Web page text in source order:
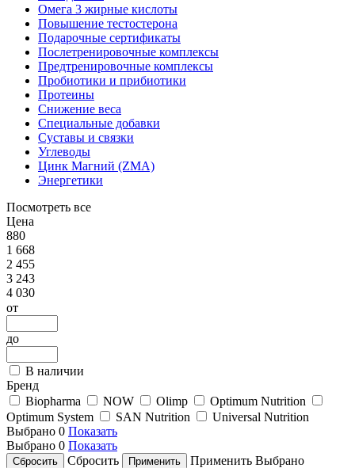
Омега 3 жирные кислоты
Повышение тестостерона
Подарочные сертификаты
Послетренировочные комплексы
Предтренировочные комплексы
Пробиотики и прибиотики
Протеины
Снижение веса
Специальные добавки
Суставы и связки
Углеводы
Цинк Магний (ZMA)
Энергетики
Посмотреть все
Цена
880
1 668
2 455
3 243
4 030
от
до
В наличии
Бренд
Biopharma
NOW Olimp
Optimum Nutrition
Optimum System
SAN Nutrition
Universal Nutrition
Выбрано 0 Показать
Выбрано 0 Показать
Сбросить
Применить Выбрано